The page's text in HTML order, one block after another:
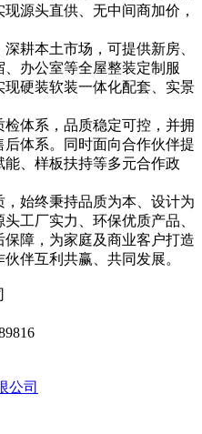
源头直供、无中间商加价，
耕本土市场，可提供新房、
办公室等全屋整装定制服
硬装软装一体化配套、实景
体系，品质稳定可控，并拥
体系。同时面向合作伙伴提
、样板扶持等多元合作政
始终秉持品质为本、设计为
工厂实力、环保优质产品、
障，为家庭及商业客户打造
伴互利共赢、共同发展。
公司